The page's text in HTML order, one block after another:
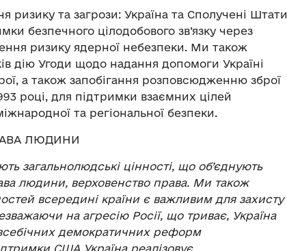
ризику та загрози: Україна та Сполучені Штати
безпечного цілодобового зв’язку через
ризику ядерної небезпеки. Ми також
дію Угоди щодо надання допомоги Україні
а також запобігання розповсюдженню зброї
році, для підтримки взаємних цілей
та регіональної безпеки.
ЛЮДИНИ
загальнолюдські цінності, що об’єднують
людини, верховенство права. Ми також
всередині країни є важливим для захисту
на агресію Росії, що триває, Україна
демократичних реформ
США Україна реалізовує